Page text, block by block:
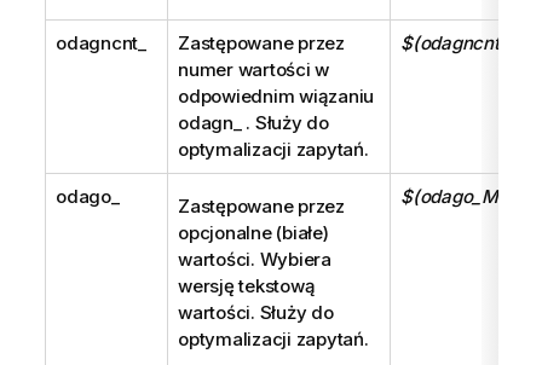
odagncnt_
Zastępowane przez
numer wartości w
odpowiednim wiązaniu
odagn_
. Służy do
optymalizacji zapytań.
odago_
Zastępowane przez
opcjonalne (białe)
wartości. Wybiera
wersję tekstową
wartości. Służy do
optymalizacji zapytań.